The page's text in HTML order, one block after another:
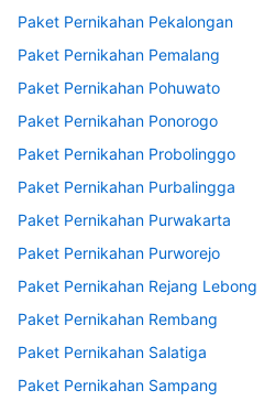
Paket Pernikahan Pekalongan
Paket Pernikahan Pemalang
Paket Pernikahan Pohuwato
Paket Pernikahan Ponorogo
Paket Pernikahan Probolinggo
Paket Pernikahan Purbalingga
Paket Pernikahan Purwakarta
Paket Pernikahan Purworejo
Paket Pernikahan Rejang Lebong
Paket Pernikahan Rembang
Paket Pernikahan Salatiga
Paket Pernikahan Sampang